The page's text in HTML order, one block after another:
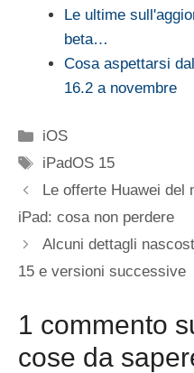
Le ultime
beta…
Cosa aspettarsi
16.2 a novembre
Categorie
iOS
Tag
iPadOS 15
Le offerte Huawei del
iPad: cosa non perdere
Alcuni dettagli
15 e versioni successive
1 commento
cose da